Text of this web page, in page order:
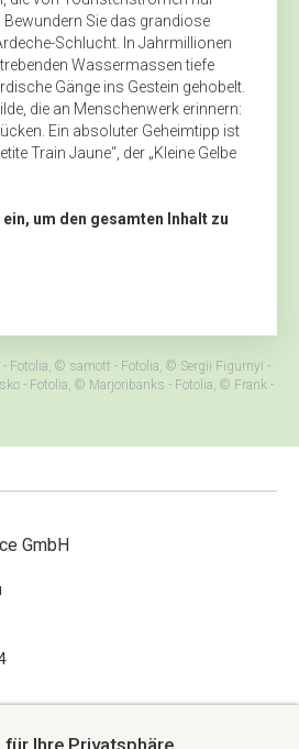
Bewundern Sie das grandiose
Schlucht. In Jahrmillionen
Wassermassen tiefe
Gänge ins Gestein gehobelt.
die an Menschenwerk erinnern:
Ein absoluter Geheimtipp ist
Train Jaune“, der „Kleine Gelbe
um den gesamten Inhalt zu
Fotolia, © samott - Fotolia, © Sergii Figurnyi -
- Fotolia, © Marjoribanks - Fotolia, © Frank -
GmbH
Ihre Privatsphäre